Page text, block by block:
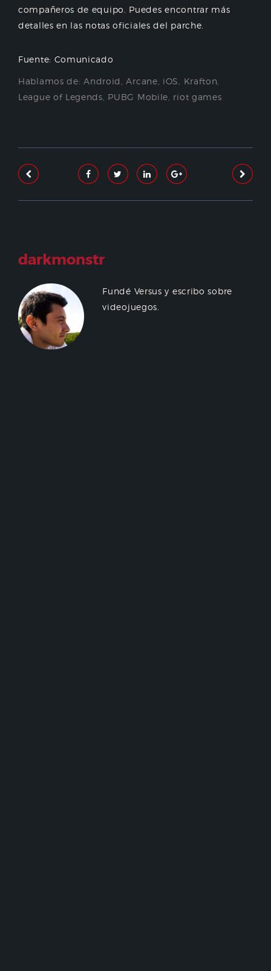
compañeros de equipo. Puedes encontrar más
detalles en las notas oficiales del parche.
Fuente: Comunicado
Hablamos de:Android ,Arcane iOS Krafton
League of Legends PUBG Mobile riot games
darkmonstr
Fundé Versus y escribo sobre
videojuegos.